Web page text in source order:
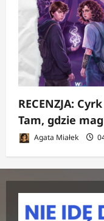
RECENZJA:
Tam, gdzie
Agata Miałek